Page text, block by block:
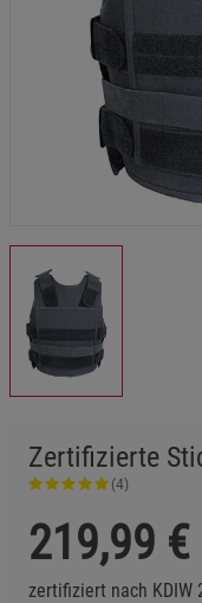
Zertifizierte
(4)
219,99 €
zertifiziert nach KDIW